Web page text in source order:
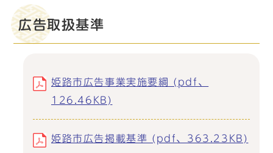
広告取扱基準
姫路市広告事業実施要綱 (pdf、
126.46KB)
姫路市広告掲載基準 (pdf、363.23KB)